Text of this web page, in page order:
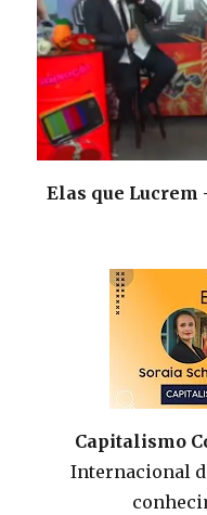
Elas que
Capitalismo
Internacional